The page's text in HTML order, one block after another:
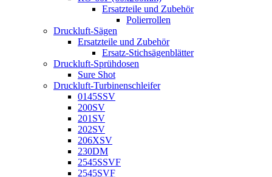
Ersatzteile und Zubehör
Polierrollen
Druckluft-Sägen
Ersatzteile und Zubehör
Ersatz-Stichsägenblätter
Druckluft-Sprühdosen
Sure Shot
Druckluft-Turbinenschleifer
0145SSV
200SV
201SV
202SV
206XSV
230DM
2545SSVF
2545SVF